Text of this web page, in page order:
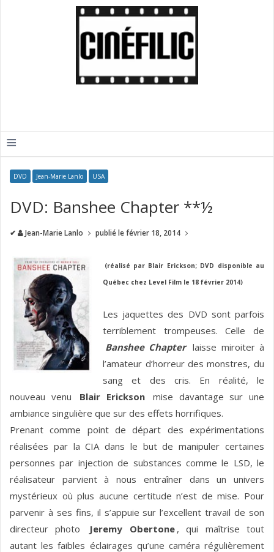
≡
DVD Jean-Marie Lanlo USA
DVD: Banshee Chapter **½
✔ Jean-Marie Lanlo publié lefévrier 18, 2014
(réalisé par Blair Erickson; DVD disponible au
Québec chez Level Film le 18 février 2014)
Les jaquettes des DVD sont parfois
terriblement trompeuses. Celle de
Banshee Chapter laisse miroiter à
l’amateur d’horreur des monstres, du
sang et des cris. En réalité, le
nouveau venu
Blair Erickson
mise davantage sur une
ambiance singulière que sur des effets horrifiques.
Prenant comme point de départ des expérimentations
réalisées par la CIA dans le but de manipuler certaines
personnes par injection de substances comme le LSD, le
réalisateur parvient à nous entraîner dans un univers
mystérieux où plus aucune certitude n’est de mise. Pour
parvenir à ses fins, il s’appuie sur l’excellent travail de son
directeur photo
Jeremy Obertone , qui maîtrise tout
autant les faibles éclairages qu’une caméra régulièrement